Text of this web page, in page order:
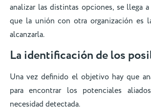
analizar las distintas opciones, se llega
que la unión con otra organización es
alcanzarla.
La identificación de los
Una vez definido el objetivo hay que
para encontrar los potenciales
necesidad detectada.